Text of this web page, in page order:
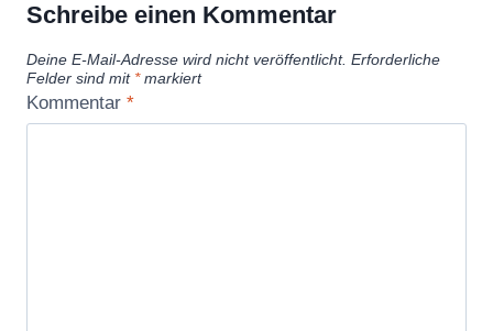
Schreibe einen Kommentar
Deine E-Mail-Adresse wird nicht veröffentlicht. Erforderliche
Felder sind mit *markiert
Kommentar *